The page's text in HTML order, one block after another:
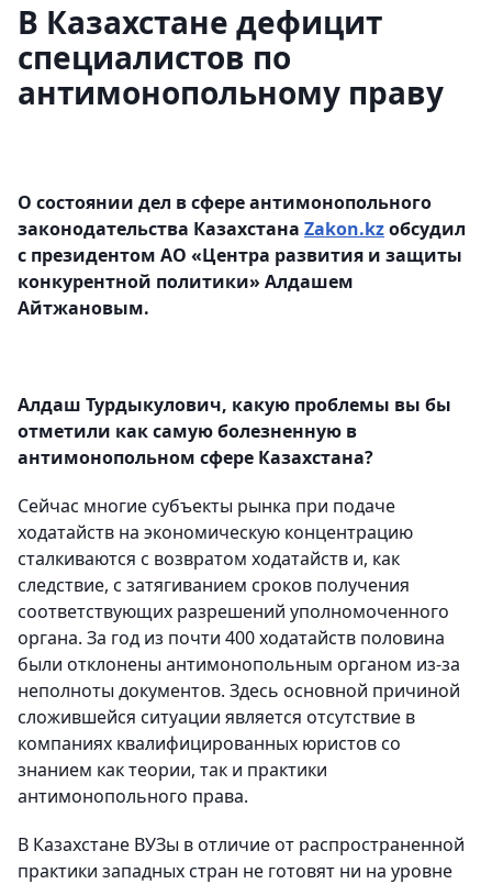
В Казахстане дефицит
специалистов по
антимонопольному праву
О состоянии дел в сфере антимонопольного
законодательства Казахстана Zakon.kzобсудил
с президентом АО «Центра развития и защиты
конкурентной политики» Алдашем
Айтжановым.
Алдаш Турдыкулович, какую проблемы вы бы
отметили как самую болезненную в
антимонопольном сфере Казахстана?
Сейчас многие субъекты рынка при подаче
ходатайств на экономическую концентрацию
сталкиваются с возвратом ходатайств и, как
следствие, с затягиванием сроков получения
соответствующих разрешений уполномоченного
органа. За год из почти 400 ходатайств половина
были отклонены антимонопольным органом из-за
неполноты документов. Здесь основной причиной
сложившейся ситуации является отсутствие в
компаниях квалифицированных юристов со
знанием как теории, так и практики
антимонопольного права.
В Казахстане ВУЗы в отличие от распространенной
практики западных стран не готовят ни на уровне